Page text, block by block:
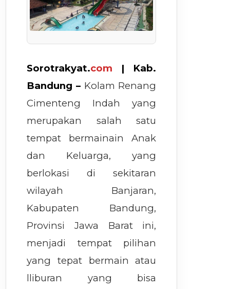
Sorotrakyat.com | Kab.
Bandung –Kolam Renang
Cimenteng Indah yang
merupakan salah satu
tempat bermainain Anak
dan Keluarga, yang
berlokasi di sekitaran
wilayah Banjaran,
Kabupaten Bandung,
Provinsi Jawa Barat ini,
menjadi tempat pilihan
yang tepat bermain atau
lliburan yang bisa